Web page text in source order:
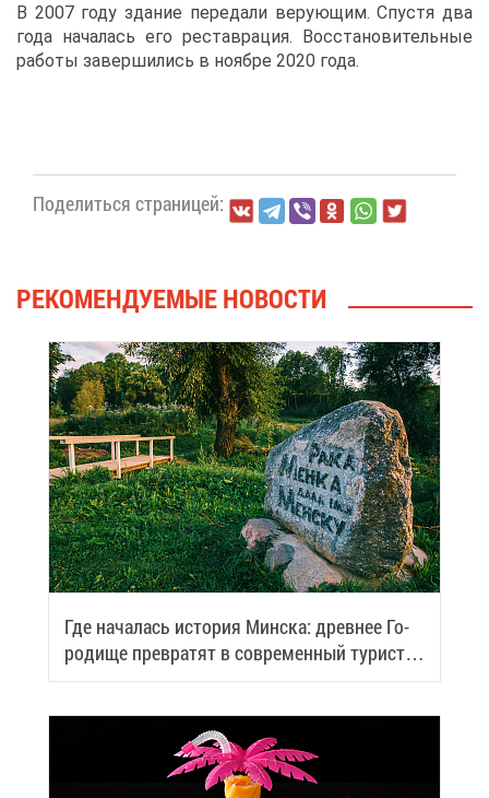
В 2007 го­ду зда­ние пе­ре­да­ли ве­ру­ю­щим. Спу­стя два
го­да на­ча­лась его ре­став­ра­ция. Вос­ста­но­ви­тель­ные
ра­бо­ты за­вер­ши­лись в но­яб­ре 2020 го­да.
По­де­лить­ся стра­ни­цей:
РЕ­КО­МЕН­ДУ­Е­МЫЕ НО­ВО­СТИ
Где на­ча­лась ис­то­рия Мин­ска: древ­нее Го­
ро­ди­ще пре­вра­тят в со­вре­мен­ный ту­ри­сти­
че­ский центр